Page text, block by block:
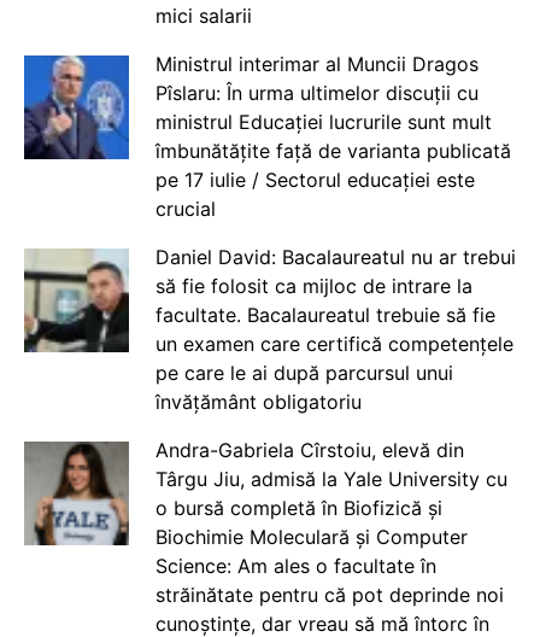
mici salarii
Ministrul interimar al Muncii Dragos
Pîslaru: În urma ultimelor discuții cu
ministrul Educației lucrurile sunt mult
îmbunătățite față de varianta publicată
pe 17 iulie / Sectorul educației este
crucial
Daniel David: Bacalaureatul nu ar trebui
să fie folosit ca mijloc de intrare la
facultate. Bacalaureatul trebuie să fie
un examen care certifică competențele
pe care le ai după parcursul unui
învățământ obligatoriu
Andra-Gabriela Cîrstoiu, elevă din
Târgu Jiu, admisă la Yale University cu
o bursă completă în Biofizică și
Biochimie Moleculară și Computer
Science: Am ales o facultate în
străinătate pentru că pot deprinde noi
cunoștințe, dar vreau să mă întorc în